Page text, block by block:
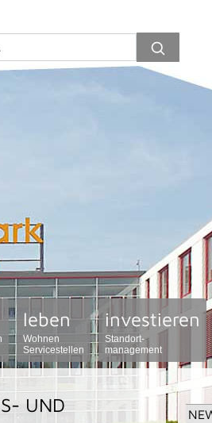
leben
Wohnen
Servicestellen
investieren
Standort-
management
UND